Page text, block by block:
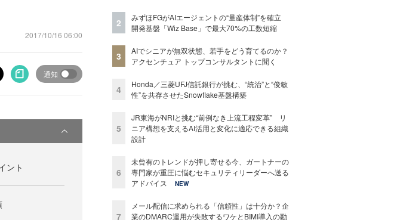
2017/10/16 06:00
通知
ント
2
みずほFGがAIエージェントの“量産体制”を確立
開発基盤「Wiz Base」で最大70%の工数短縮
3
AIでシニアが無双状態、若手をどう育てるのか？
アクセンチュア トップコンサルタントに聞く
4
Honda／三菱UFJ信託銀行が挑む、“統治”と“俊敏
性”を共存させたSnowflake基盤構築
5
JR東海がNRIと挑む“前例なき上流工程変革” リ
ニア構想を支えるAI活用と変化に適応できる組織
設計
6
未曾有のトレンドが押し寄せる今、ガートナーの
専門家が重圧に悩むセキュリティリーダーへ送る
アドバイス
NEW
7
メール配信に求められる「信頼性」は十分か？企
業のDMARC運用が失敗するワケとBIMI導入の勘